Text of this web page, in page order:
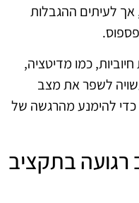
אך לעיתים ההגבלות
כמו מדיטציה,
לשפר את מצב
כדי להימנע מהרגשה של
רגועה בתקציב